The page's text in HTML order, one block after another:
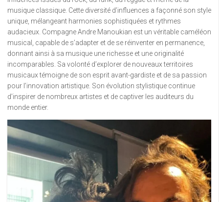
musique classique. Cette diversité d’influences a façonné son style
unique, mélangeant harmonies sophistiquées et rythmes
audacieux. Compagne Andre Manoukian est un véritable caméléon
musical, capable de s’adapter et de se réinventer en permanence,
donnant ainsi à sa musique une richesse et une originalité
incomparables. Sa volonté d’explorer de nouveaux territoires
musicaux témoigne de son esprit avant-gardiste et de sa passion
pour l’innovation artistique. Son évolution stylistique continue
d’inspirer de nombreux artistes et de captiver les auditeurs du
monde entier.